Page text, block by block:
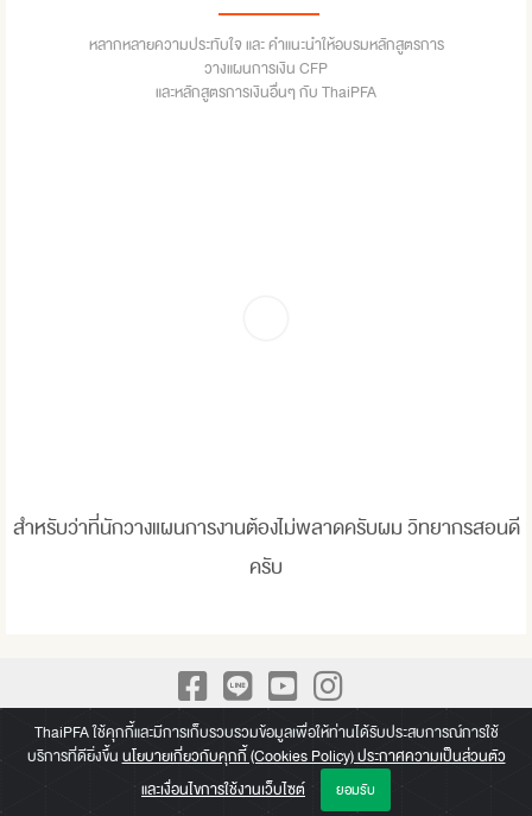
หลากหลายความประทับใจ และ คำแนะนำให้อบรมหลักสูตรการ
วางแผนการเงิน CFP
และหลักสูตรการเงินอื่นๆ กับ ThaiPFA
สำหรับว่าที่นักวางแผนการงานต้องไม่พลาดครับผม วิทยากรสอนดี
ครับ
A Leading Academy for Practical Finance We build up Practical
knowledge beyond a paper of Certificate
Copyright © 2026 Thai Professional Finance Academy (ThaiPFA)
ThaiPFA ใช้คุกกี้และมีการเก็บรวบรวมข้อมูลเพื่อให้ท่านได้รับประสบการณ์การใช้
บริการที่ดียิ่งขึ้นนโยบายเกี่ยวกับคุกกี้ (Cookies Policy) ประกาศความเป็นส่วนตัว
และเงื่อนไขการใช้งานเว็บไซต์
ยอมรับ